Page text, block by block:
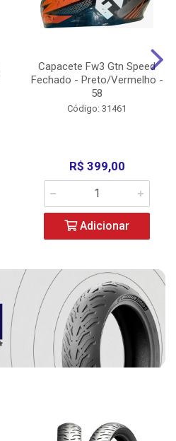
Capacete Fw3 Gtn Speed
Fechado - Preto/Vermelho -
58
Código: 31461
R$ 399,00
Adicionar